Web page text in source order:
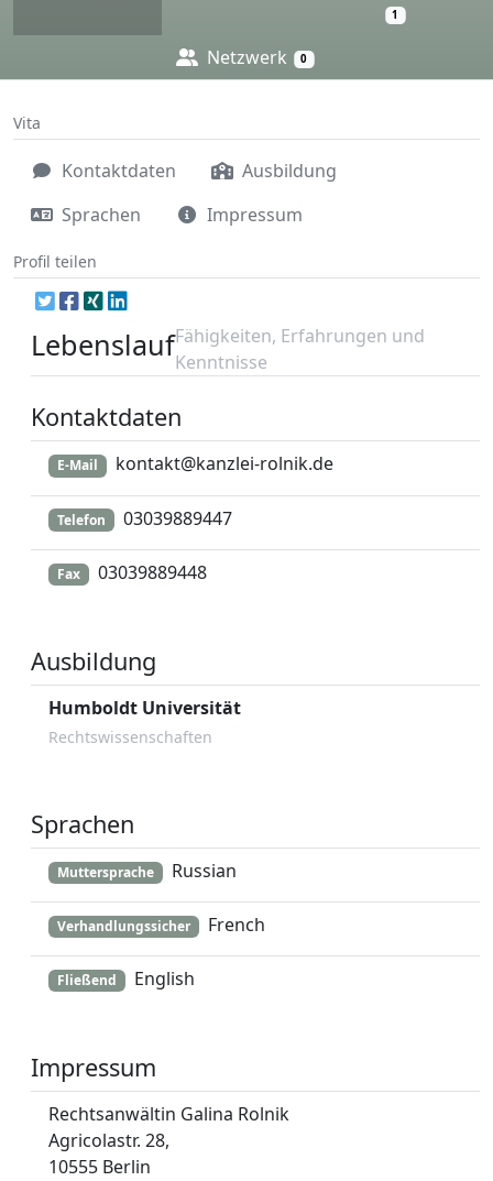
1
Netzwerk 0
Vita
Kontaktdaten
Ausbildung
Sprachen
Impressum
Profil teilen
LebenslaufFähigkeiten, Erfahrungen und
Kenntnisse
Kontaktdaten
E-Mail kontakt@kanzlei-rolnik.de
Telefon 03039889447
Fax 03039889448
Ausbildung
Humboldt Universität
Rechtswissenschaften
Sprachen
Muttersprache Russian
Verhandlungssicher French
Fließend English
Impressum
Rechtsanwältin Galina Rolnik
Agricolastr. 28,
10555 Berlin